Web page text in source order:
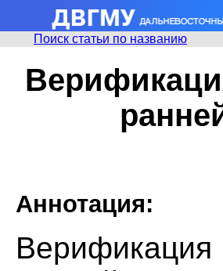
Поиск статьи по названию
Аннотация: